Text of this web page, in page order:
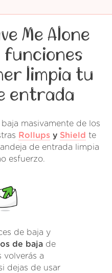
Me Alone
limpia tu
entrada
masivamente de los
Rollups y Shield te
de entrada limpia
esfuerzo.
de baja y
de baja de
volverás a
dejas de usar